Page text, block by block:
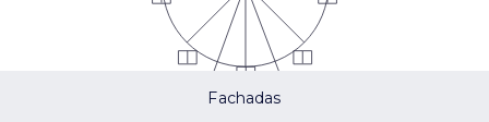
Fachadas